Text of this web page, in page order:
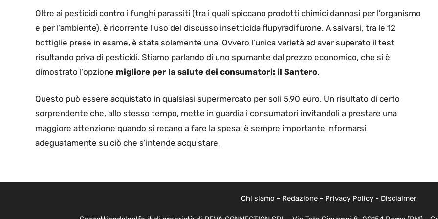
Oltre ai pesticidi contro i funghi parassiti (tra i quali spiccano prodotti chimici dannosi per l’organismo
e per l’ambiente), è ricorrente l’uso del discusso insetticida flupyradifurone. A salvarsi, tra le 12
bottiglie prese in esame, è stata solamente una. Ovvero l’unica varietà ad aver superato il test
risultando priva di pesticidi. Stiamo parlando di uno spumante dal prezzo economico, che si è
dimostrato l’opzione migliore per la salute dei consumatori: il Santero.
Questo può essere acquistato in qualsiasi supermercato per soli 5,90 euro. Un risultato di certo
sorprendente che, allo stesso tempo, mette in guardia i consumatori invitandoli a prestare una
maggiore attenzione quando si recano a fare la spesa: è sempre importante informarsi
adeguatamente su ciò che s’intende acquistare.
Chi siamo - Redazione- Privacy Policy- Disclaimer